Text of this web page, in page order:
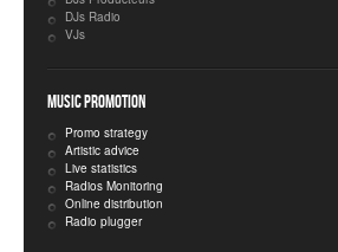
DJs Radio
VJs
Music Promotion
Promo strategy
Artistic advice
Live statistics
Radios Monitoring
Online distribution
Radio plugger